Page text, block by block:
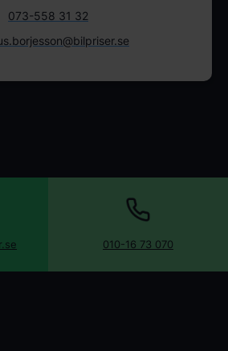
073-558 31 32
010-16 73 070